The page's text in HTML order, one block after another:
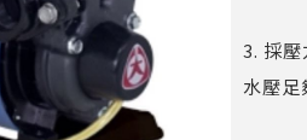
3. 採
水壓足